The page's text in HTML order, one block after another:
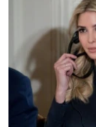
NGƯỜI VIỆT
ĐỜI SỐNG
KINH TẾ
KHOA HỌC
SỨC KHOẺ
HÀNH TRÌNH
MỘT NĂM
GIẢI MÃ
NGÀY TỊ NẠN
NGHE
MẠNG XÃ HỘI